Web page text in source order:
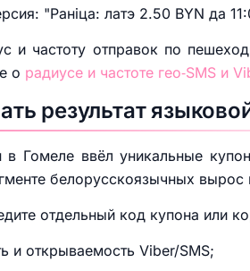
"Раніца: латэ 2.50 BYN да
и частоту отправок по
о радиусе и частоте гео‑SMS и
результат
в Гомеле ввёл уникальные
белорусскоязычных
отдельный код купона или
и открываемость Viber/SMS;